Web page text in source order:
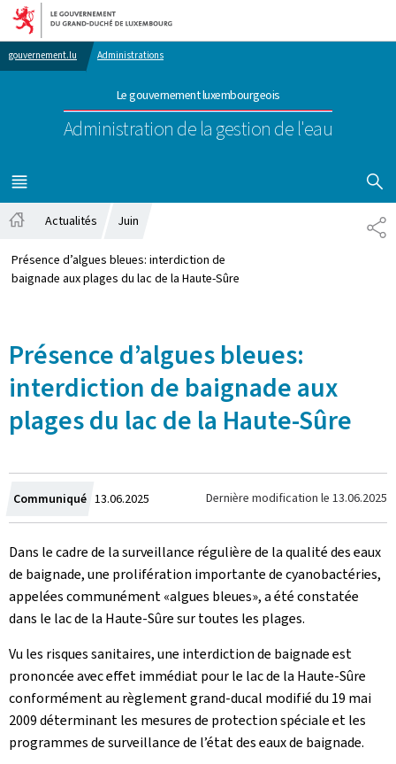
Aller au menu principal
Aller au contenu
gouvernement.lu Administrations
Le gouvernement luxembourgeois
Administration de la gestion de l'eau
MENU
PRINCIPAL
Actualités Juin
Présence d’algues bleues: interdiction de
baignade aux plages du lac de la Haute-Sûre
Présence d’algues bleues:
interdiction de baignade aux
plages du lac de la Haute-Sûre
Communiqué Crée
le
13.06.2025 Dernière modification le 13.06.2025
Dans le cadre de la surveillance régulière de la qualité des eaux
de baignade, une prolifération importante de cyanobactéries,
appelées communément «algues bleues», a été constatée
dans le lac de la Haute-Sûre sur toutes les plages.
Vu les risques sanitaires, une interdiction de baignade est
prononcée avec effet immédiat pour le lac de la Haute-Sûre
conformément au règlement grand-ducal modifié du 19 mai
2009 déterminant les mesures de protection spéciale et les
programmes de surveillance de l’état des eaux de baignade.